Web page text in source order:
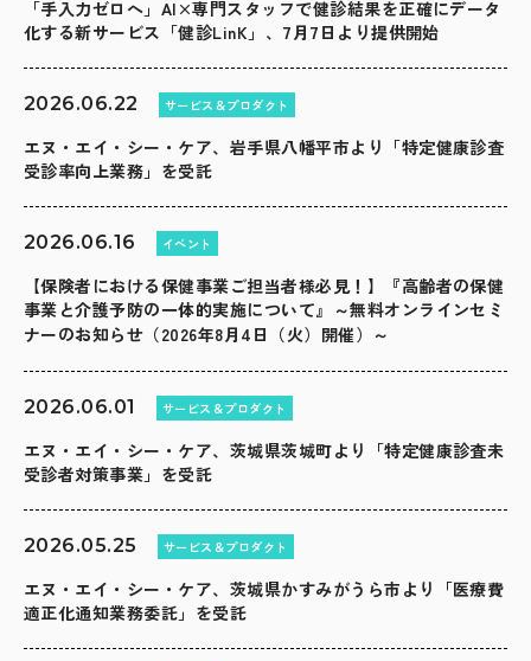
「手入力ゼロへ」AI×専門スタッフで健診結果を正確にデータ
化する新サービス「健診LinK」、7月7日より提供開始
2026.06.22 サービス＆プロダクト
エヌ・エイ・シー・ケア、岩手県八幡平市より「特定健康診査
受診率向上業務」を受託
2026.06.16 イベント
【保険者における保健事業ご担当者様必見！】『高齢者の保健
事業と介護予防の一体的実施について』～無料オンラインセミ
ナーのお知らせ（2026年8月4日（火）開催）～
2026.06.01 サービス＆プロダクト
エヌ・エイ・シー・ケア、茨城県茨城町より「特定健康診査未
受診者対策事業」を受託
2026.05.25 サービス＆プロダクト
エヌ・エイ・シー・ケア、茨城県かすみがうら市より「医療費
適正化通知業務委託」を受託